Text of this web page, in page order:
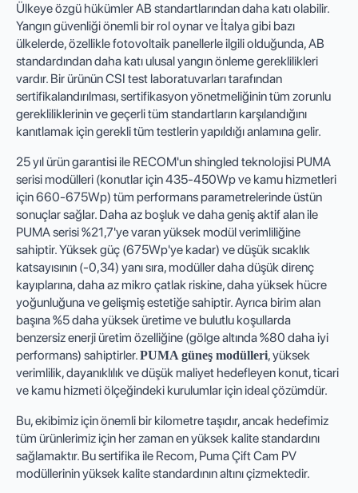
Ülkeye özgü hükümler AB standartlarından daha katı olabilir.
Yangın güvenliği önemli bir rol oynar ve İtalya gibi bazı
ülkelerde, özellikle fotovoltaik panellerle ilgili olduğunda, AB
standardından daha katı ulusal yangın önleme gereklilikleri
vardır. Bir ürünün CSI test laboratuvarları tarafından
sertifikalandırılması, sertifikasyon yönetmeliğinin tüm zorunlu
gerekliliklerinin ve geçerli tüm standartların karşılandığını
kanıtlamak için gerekli tüm testlerin yapıldığı anlamına gelir.
25 yıl ürün garantisi ile RECOM'un shingled teknolojisi PUMA
serisi modülleri (konutlar için 435-450Wp ve kamu hizmetleri
için 660-675Wp) tüm performans parametrelerinde üstün
sonuçlar sağlar. Daha az boşluk ve daha geniş aktif alan ile
PUMA serisi %21,7'ye varan yüksek modül verimliliğine
sahiptir. Yüksek güç (675Wp'ye kadar) ve düşük sıcaklık
katsayısının (-0,34) yanı sıra, modüller daha düşük direnç
kayıplarına, daha az mikro çatlak riskine, daha yüksek hücre
yoğunluğuna ve gelişmiş estetiğe sahiptir. Ayrıca birim alan
başına %5 daha yüksek üretime ve bulutlu koşullarda
benzersiz enerji üretim özelliğine (gölge altında %80 daha iyi
performans) sahiptirler.PUMA güneş modülleri, yüksek
verimlilik, dayanıklılık ve düşük maliyet hedefleyen konut, ticari
ve kamu hizmeti ölçeğindeki kurulumlar için ideal çözümdür.
Bu, ekibimiz için önemli bir kilometre taşıdır, ancak hedefimiz
tüm ürünlerimiz için her zaman en yüksek kalite standardını
sağlamaktır. Bu sertifika ile Recom, Puma Çift Cam PV
modüllerinin yüksek kalite standardının altını çizmektedir.